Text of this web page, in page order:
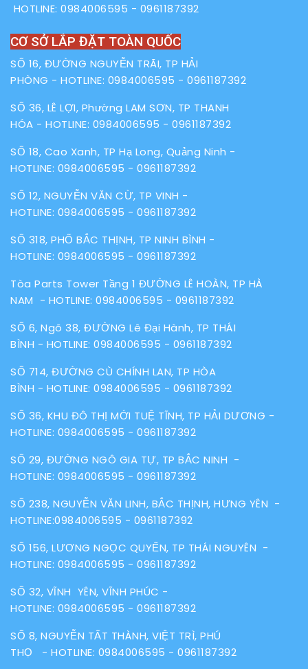
HOTLINE: 0984006595 - 0961187392
CƠ SỞ LẮP ĐẶT TOÀN QUỐC
SỐ 16, ĐƯỜNG NGUYỄN TRÃI, TP HẢI
PHÒNG - HOTLINE: 0984006595 - 0961187392
SỐ 36, LÊ LỢI, Phường LAM SƠN, TP THANH
HÓA - HOTLINE: 0984006595 - 0961187392
SỐ 18, Cao Xanh, TP Hạ Long, Quảng Ninh -
HOTLINE: 0984006595 - 0961187392
SỐ 12, NGUYỄN VĂN CỪ, TP VINH -
HOTLINE: 0984006595 - 0961187392
SỐ 318, PHỐ BẮC THỊNH, TP NINH BÌNH -
HOTLINE: 0984006595 - 0961187392
Tòa Parts Tower Tầng 1 ĐƯỜNG LÊ HOÀN, TP HÀ
NAM - HOTLINE: 0984006595 - 0961187392
SỐ 6, Ngõ 38, ĐƯỜNG Lê Đại Hành, TP THÁI
BÌNH - HOTLINE: 0984006595 - 0961187392
SỐ 714, ĐƯỜNG CÙ CHÍNH LAN, TP HÒA
BÌNH - HOTLINE: 0984006595 - 0961187392
SỐ 36, KHU ĐÔ THỊ MỚI TUỆ TĨNH, TP HẢI DƯƠNG -
HOTLINE: 0984006595 - 0961187392
SỐ 29, ĐƯỜNG NGÔ GIA TỰ, TP BẮC NINH -
HOTLINE: 0984006595 - 0961187392
SỐ 238, NGUYỄN VĂN LINH, BẮC THỊNH, HƯNG YÊN -
HOTLINE:0984006595 - 0961187392
SỐ 156, LƯƠNG NGỌC QUYẾN, TP THÁI NGUYÊN -
HOTLINE: 0984006595 - 0961187392
SỐ 32, VĨNH YÊN, VĨNH PHÚC -
HOTLINE: 0984006595 - 0961187392
SỐ 8, NGUYỄN TẤT THÀNH, VIỆT TRÌ, PHÚ
THỌ - HOTLINE: 0984006595 - 0961187392